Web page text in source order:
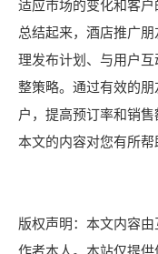
适应市场的变化和客户
总结起来，酒店推广
理发布计划、与用户
整策略。通过有效的
户，提高预订率和销
本文的内容对您有所帮
版权声明：本文内容